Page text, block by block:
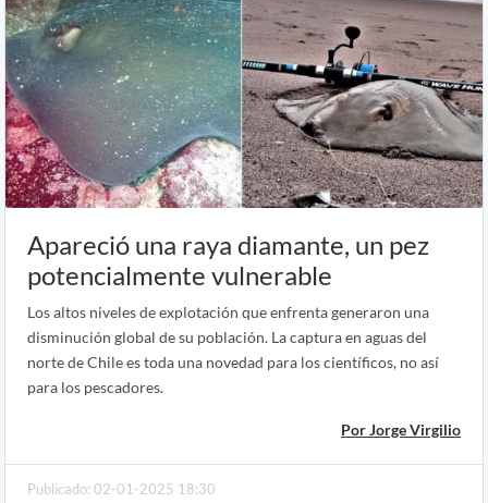
Apareció una raya diamante, un pez
potencialmente vulnerable
Los altos niveles de explotación que enfrenta generaron una
disminución global de su población. La captura en aguas del
norte de Chile es toda una novedad para los científicos, no así
para los pescadores.
Por Jorge Virgilio
Publicado: 02-01-2025 18:30